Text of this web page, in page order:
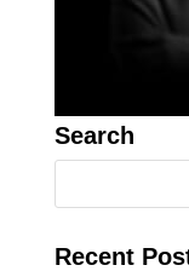
Search
Recent